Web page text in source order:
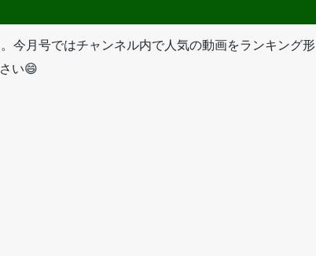
今月号ではチャンネル内で人気の動画をランキング形
い😄